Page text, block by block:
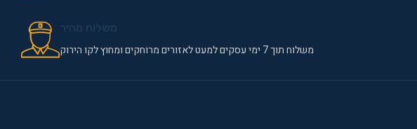
משלוח תוך 7 ימי עסקים למעט לאזורים מרוחקים ומחוץ לקו הירוק